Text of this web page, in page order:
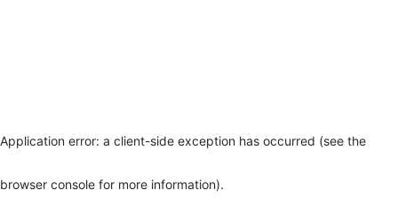
Application error: a client-side exception has occurred (see the
browser console for more information).